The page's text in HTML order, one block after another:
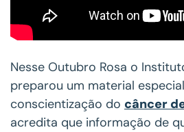
Nesse Outubro Rosa o
preparou um material
conscientização do câncer
acredita que informação de